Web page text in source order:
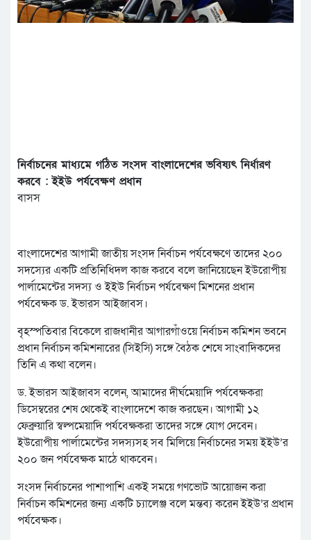
নির্বাচনের মাধ্যমে গঠিত সংসদ বাংলাদেশের ভবিষ্যৎ নির্ধারণ
করবে : ইইউ পর্যবেক্ষণ প্রধান
বাসস
বাংলাদেশের আগামী জাতীয় সংসদ নির্বাচন পর্যবেক্ষণে তাদের ২০০
সদস্যের একটি প্রতিনিধিদল কাজ করবে বলে জানিয়েছেন ইউরোপীয়
পার্লামেন্টের সদস্য ও ইইউ নির্বাচন পর্যবেক্ষণ মিশনের প্রধান
পর্যবেক্ষক ড. ইভারস আইজাবস।
বৃহস্পতিবার বিকেলে রাজধানীর আগারগাঁওয়ে নির্বাচন কমিশন ভবনে
প্রধান নির্বাচন কমিশনারের (সিইসি) সঙ্গে বৈঠক শেষে সাংবাদিকদের
তিনি এ কথা বলেন।
ড. ইভারস আইজাবস বলেন, আমাদের দীর্ঘমেয়াদি পর্যবেক্ষকরা
ডিসেম্বরের শেষ থেকেই বাংলাদেশে কাজ করছেন। আগামী ১২
ফেব্রুয়ারি স্বল্পমেয়াদি পর্যবেক্ষকরা তাদের সঙ্গে যোগ দেবেন।
ইউরোপীয় পার্লামেন্টের সদস্যসহ সব মিলিয়ে নির্বাচনের সময় ইইউ’র
২০০ জন পর্যবেক্ষক মাঠে থাকবেন।
সংসদ নির্বাচনের পাশাপাশি একই সময়ে গণভোট আয়োজন করা
নির্বাচন কমিশনের জন্য একটি চ্যালেঞ্জ বলে মন্তব্য করেন ইইউ’র প্রধান
পর্যবেক্ষক।